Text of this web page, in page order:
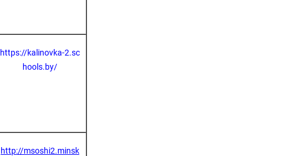
https://kalinovka-2.sc
hools.by/
http://msoshi2.minsk